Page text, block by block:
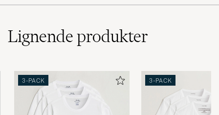
Lignendeprodukter
3-PACK 3-PACK